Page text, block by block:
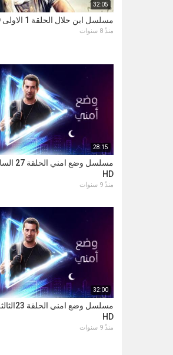
32:05
مسلسل ابن حلال الحلقة 1 الاولى HD - يوتيوب
منذُ 8 سنوات
28:15
مسلسل
HD
منذُ 9 سنوات
32:00
مسلسل وضع
HD
منذُ 9 سنوات